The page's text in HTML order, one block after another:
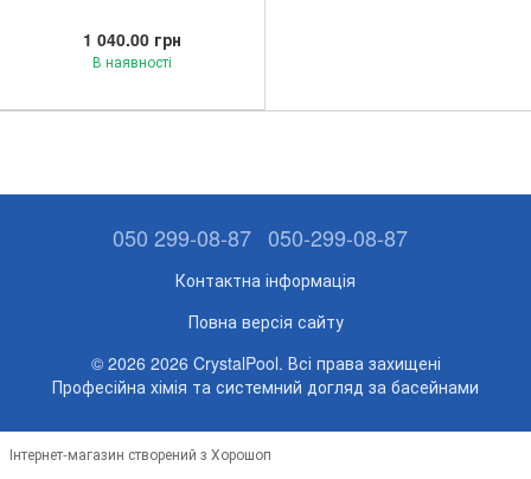
1 040.00 грн
В наявності
050 299-08-87 050-299-08-87
Контактна інформація
Повна версія сайту
© 2026 2026 CrystalPool. Всі права захищені
Професійна хімія та системний догляд за басейнами
Інтернет-магазин створений з Хорошоп